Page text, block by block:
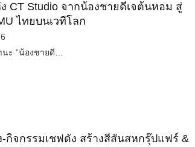
CT Studio จากน้องชายดีเจต้นหอม สู่
ไทยบนเวทีโลก
ะ “น้องชายดี…
-กิจกรรมเชฟดัง สร้างสีสันสหกรุ๊ปแฟร์ &